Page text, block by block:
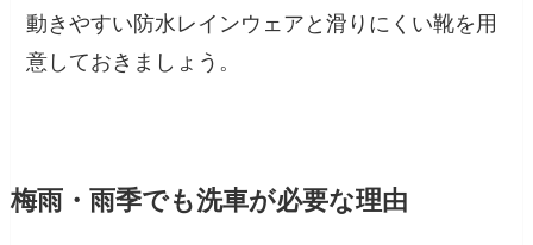
動きやすい防水レインウェアと滑りにくい靴を用
意しておきましょう。
梅雨・雨季でも洗車が必要な理由